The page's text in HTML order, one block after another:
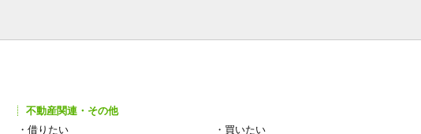
不動産関連・その他
・ 借りたい ・ 買いたい